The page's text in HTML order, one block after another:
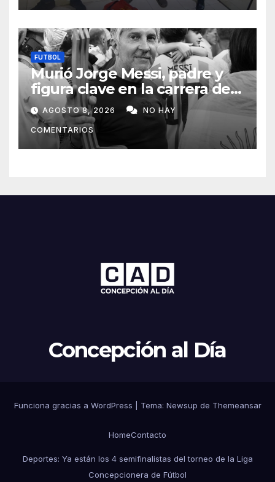
FUTBOL
Murió Jorge Messi, padre y
figura clave en la carrera de
Lionel Messi
AGOSTO 8, 2026 NO HAY
COMENTARIOS
Concepción al Día
Funciona gracias a WordPress Tema: Newsup de Themeansar
HomeContacto
Deportes: Ya están los 4 semifinalistas del torneo de la Liga
Concepcionera de Fútbol